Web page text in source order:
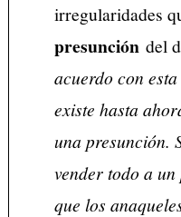
irregularidades
presuncióndel
acuerdo con
existe hasta
una presunción.
vender todo a
que los